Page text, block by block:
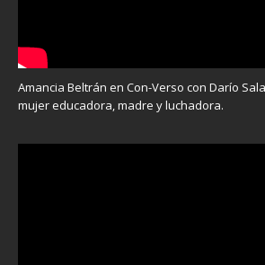
Amancia Beltrán en Con-Verso con Darío
mujer educadora, madre y luchadora.